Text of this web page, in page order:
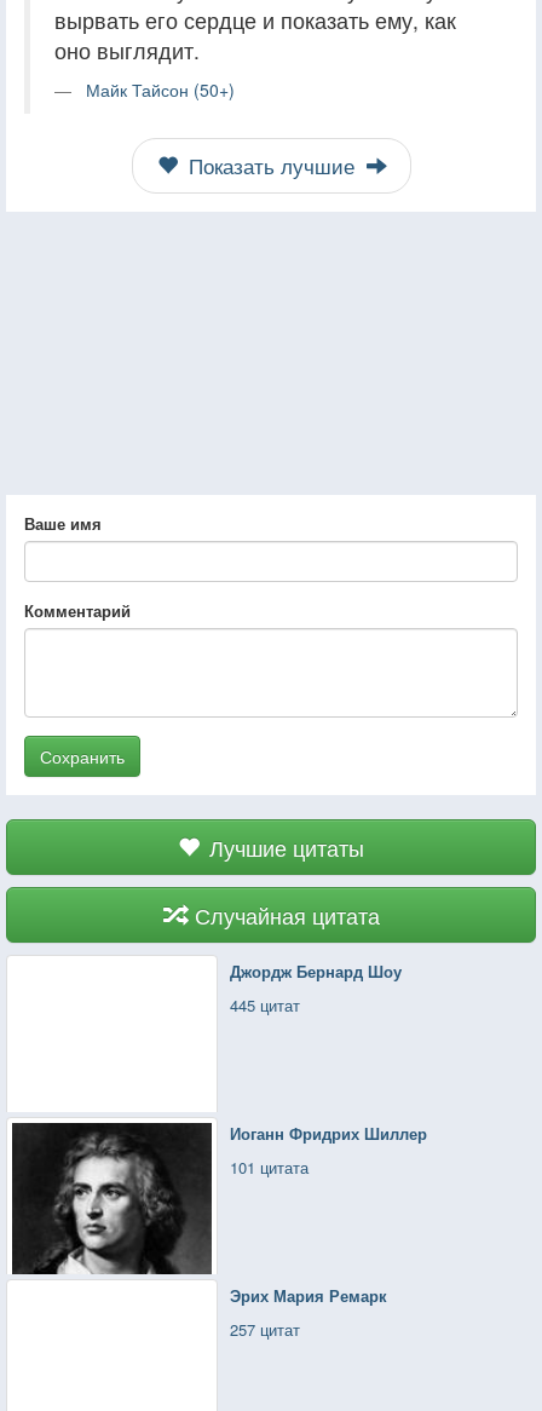
вырвать его сердце и показать ему, как
оно выглядит.
Майк Тайсон (50+)
Показать лучшие
Ваше имя
Комментарий
Сохранить
Лучшие цитаты
Случайная цитата
Джордж Бернард Шоу
445 цитат
Иоганн Фридрих Шиллер
101 цитата
Эрих Мария Ремарк
257 цитат